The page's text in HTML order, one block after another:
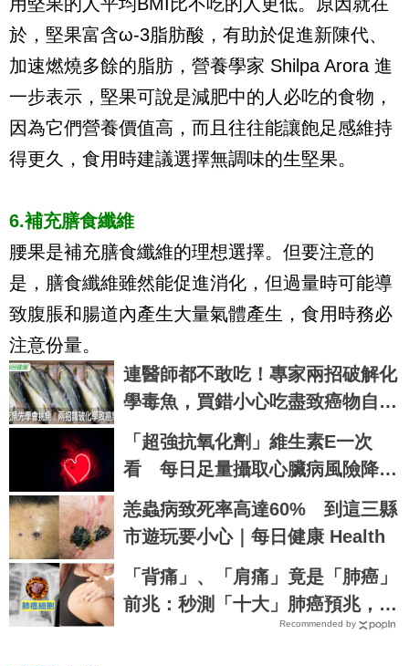
於，堅果富含ω-3脂肪酸，有助於促進新陳代、
加速燃燒多餘的脂肪，營養學家 Shilpa Arora 進
一步表示，堅果可說是減肥中的人必吃的食物，
因為它們營養價值高，而且往往能讓飽足感維持
得更久，食用時建議選擇無調味的生堅果。
6.補充膳食纖維
腰果是補充膳食纖維的理想選擇。但要注意的
是，膳食纖維雖然能促進消化，但過量時可能導
致腹脹和腸道內產生大量氣體產生，食用時務必
注意份量。
連醫師都不敢吃！專家兩招破解化
學毒魚，買錯小心吃盡致癌物自由
基、亞硝酸鹽｜每日健康 Health
「超強抗氧化劑」維生素E一次
看 每日足量攝取心臟病風險降低
近5成
恙蟲病致死率高達60% 到這三縣
市遊玩要小心｜每日健康 Health
「背痛」、「肩痛」竟是「肺癌」
前兆：秒測「十大」肺癌預兆，提
早發現治癒率飆升50%！
Recommended by